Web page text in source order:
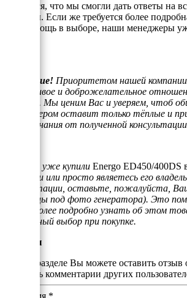
Надеемся, что мы смогли дать ответы на
вопросы. Если же требуется более
или помощь в выборе, наши менеджеры
Внимание! Приоритетом нашей компании
отзывчивое и доброжелательное
клиенту. Мы ценим Вас и уверяем, чтоб
менеджером оставит только тёплые и
воспоминания от полученной
Если Вы уже купили Energo ED450/400DS
компании или просто являетесь его
эксплуатации, оставьте, пожалуйста,
страницы под фото генератора). Это
людям более подробно узнать об этом
правильный выбор при покупке.
Отзывы
В этом разделе Вы можете оставить отзыв
почитать комментарии других
Ваше имя *